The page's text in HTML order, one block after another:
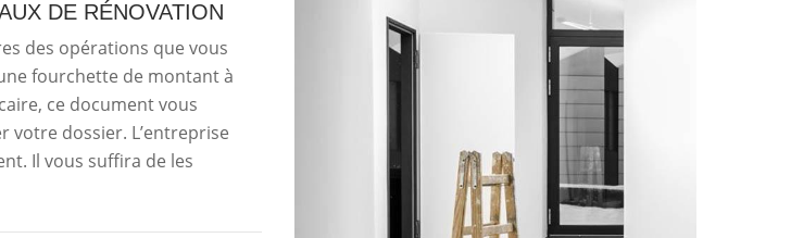
DE RÉNOVATION
des opérations que vous
fourchette de montant à
ce document vous
votre dossier. L’entreprise
Il vous suffira de les